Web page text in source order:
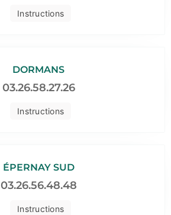
Instructions
Instructions
DORMANS
03.26.58.27.26
Instructions
ÉPERNAY SUD
03.26.56.48.48